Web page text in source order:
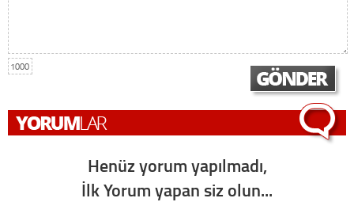
1000
Henüz yorum yapılmadı,
İlk Yorum yapan siz olun...